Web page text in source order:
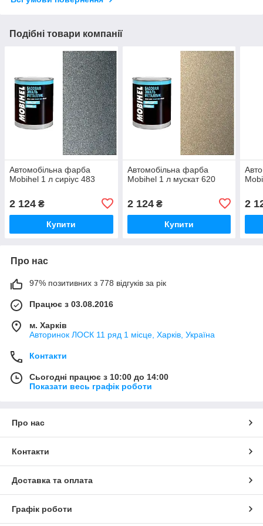
Подібні товари компанії
Автомобільна фарба
Mobihel 1 л сиріус 483
2 124 ₴
Купити
Автомобільна фарба
Mobihel 1 л мускат 620
2 124₴
Купити
2
Про нас
97% позитивних з 778 відгуків за рік
Працює з 03.08.2016
м. Харків
Авторинок ЛОСК 11 ряд 1 місце, Харків, Україна
Контакти
Сьогодні працює з 10:00 до 14:00
Показати весь графік роботи
Про нас
Контакти
Доставка та оплата
Графік роботи